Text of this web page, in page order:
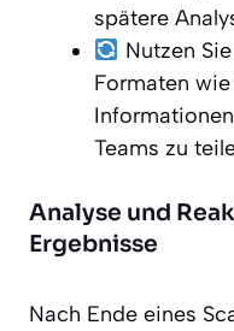
spätere
Nutzen
Formaten
Teams zu
Analyse und
Ergebnisse
Nach Ende eines